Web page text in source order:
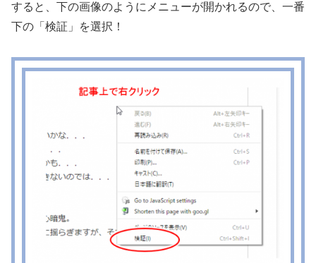
すると、下の画像のようにメニューが開かれるので、一番
下の「検証」を選択！